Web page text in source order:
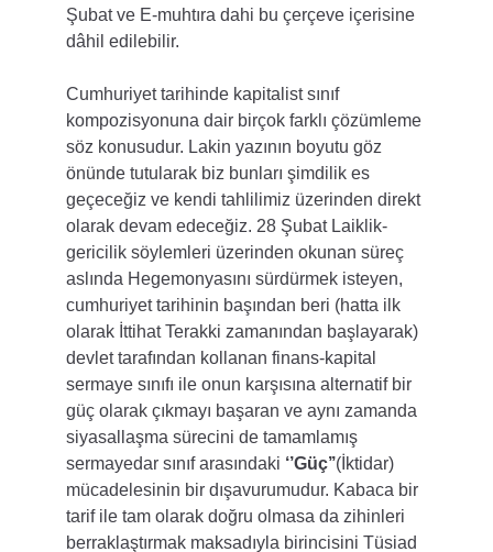
Şubat ve E-muhtıra dahi bu çerçeve içerisine
dâhil edilebilir.
Cumhuriyet tarihinde kapitalist sınıf
kompozisyonuna dair birçok farklı çözümleme
söz konusudur. Lakin yazının boyutu göz
önünde tutularak biz bunları şimdilik es
geçeceğiz ve kendi tahlilimiz üzerinden direkt
olarak devam edeceğiz. 28 Şubat Laiklik-
gericilik söylemleri üzerinden okunan süreç
aslında Hegemonyasını sürdürmek isteyen,
cumhuriyet tarihinin başından beri (hatta ilk
olarak İttihat Terakki zamanından başlayarak)
devlet tarafından kollanan finans-kapital
sermaye sınıfı ile onun karşısına alternatif bir
güç olarak çıkmayı başaran ve aynı zamanda
siyasallaşma sürecini de tamamlamış
sermayedar sınıf arasındaki ‘’Güç’’(İktidar)
mücadelesinin bir dışavurumudur. Kabaca bir
tarif ile tam olarak doğru olmasa da zihinleri
berraklaştırmak maksadıyla birincisini Tüsiad